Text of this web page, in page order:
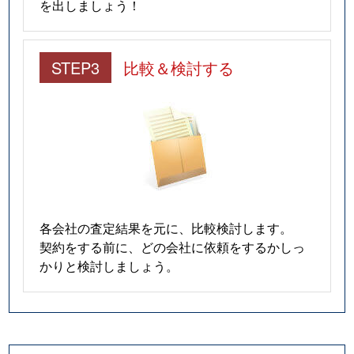
を出しましょう！
STEP3 比較＆検討する
各会社の査定結果を元に、比較検討します。
契約をする前に、どの会社に依頼をするかしっ
かりと検討しましょう。